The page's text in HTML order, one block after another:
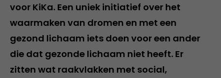
voor KiKa. Een uniek initiatief over het
waarmaken van dromen en met een
gezond lichaam iets doen voor een ander
die dat gezonde lichaam niet heeft. Er
zitten wat raakvlakken met social,